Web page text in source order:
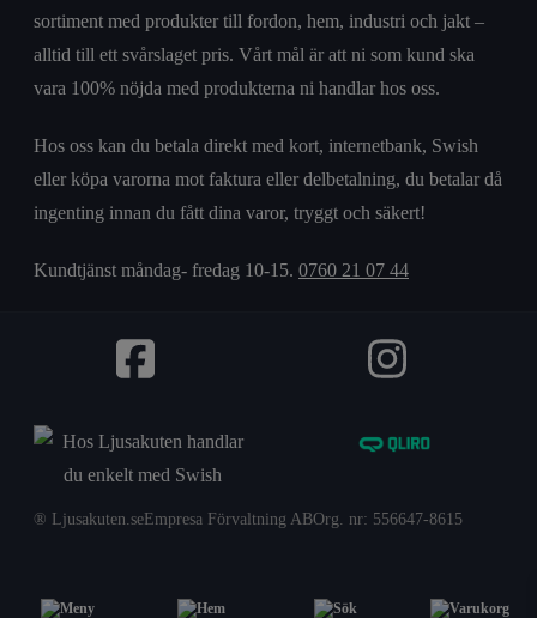
sortiment med produkter till fordon, hem, industri och jakt –
alltid till ett svårslaget pris. Vårt mål är att ni som kund ska
vara 100% nöjda med produkterna ni handlar hos oss.
Hos oss kan du betala direkt med kort, internetbank, Swish
eller köpa varorna mot faktura eller delbetalning, du betalar då
ingenting innan du fått dina varor, tryggt och säkert!
Kundtjänst måndag- fredag 10-15. 0760 21 07 44
® Ljusakuten.se Empresa Förvaltning ABOrg. nr: 556647-8615